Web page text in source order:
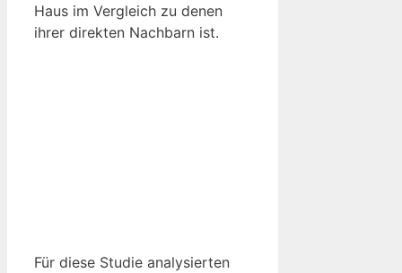
Haus im Vergleich zu denen
ihrer direkten Nachbarn ist.
Für diese Studie analysierten